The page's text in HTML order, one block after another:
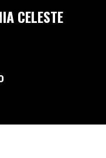
CELESTE